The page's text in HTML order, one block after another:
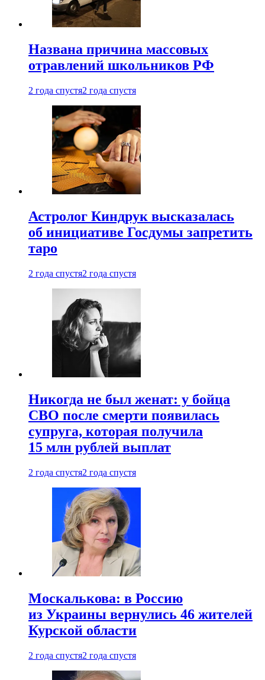
Названа причина массовых
отравлений школьников РФ
2 года спустя2 года спустя
Астролог Киндрук высказалась
об инициативе Госдумы запретить
таро
2 года спустя2 года спустя
Никогда не был женат: у бойца
СВО после смерти появилась
супруга, которая получила
15 млн рублей выплат
2 года спустя2 года спустя
Москалькова: в Россию
из Украины вернулись 46 жителей
Курской области
2 года спустя2 года спустя